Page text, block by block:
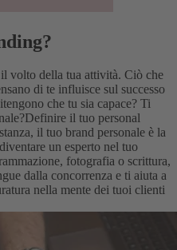
volto della tua attività. Ciò che
di te influisce sul successo
che tu sia capace? Ti
il tuo personal
il tuo brand personale è la
un esperto nel tuo
fotografia o scrittura,
dalla concorrenza e ti aiuta a
nella mente dei tuoi clienti